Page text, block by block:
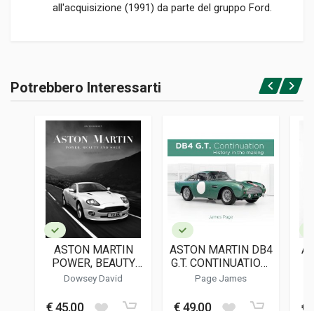
all'acquisizione (1991) da parte del gruppo Ford.
Rilegato
ISBN / EAN
Editions Reuben
LINGUA DEL TESTO
Francese
DATA DI STAMPA
25 x 23 x 2 cm
Accedi o registrati
Potrebbero Interessarti
ASTON MARTIN
POWER, BEAUTY
AND SOUL
Dowsey David
€ 45,00
ASTON MARTIN DB4
G.T. CONTINUATION:
HISTORY IN THE
Page James
€ 49,00
A
€